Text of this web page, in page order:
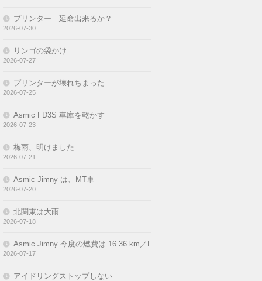
プリンター 延命出来るか？
2026-07-30
リンゴの袋かけ
2026-07-27
プリンターが壊れちまった
2026-07-25
Asmic FD3S 車庫を乾かす
2026-07-23
梅雨、明けました
2026-07-21
Asmic Jimny は、MT車
2026-07-20
北関東は大雨
2026-07-18
Asmic Jimny 今度の燃費は 16.36 km／L
2026-07-17
アイドリングストップしない